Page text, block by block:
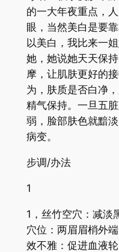
的一大年夜重点，
眼，当然美白是要
以美白，我比来一
她，她说她天天保
摩，让肌肤更好的
为，肤质是否白净
精气保持。一旦五
弱，脸部肤色就黯
病变。
步调/办法
1
1，丝竹空穴：减淡
穴位：两眉眉梢外端
效不雅：促进血液